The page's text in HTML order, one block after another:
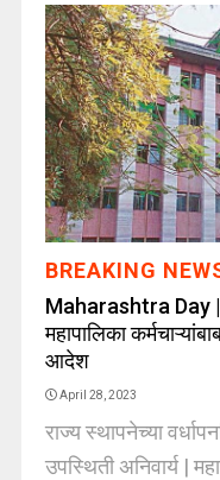
BREAKING
Maharashtra Day |
महापालिका
आदेश
April 28, 2023
राज्य स्थापनेच्या
उपस्थिती अनिवार्य |